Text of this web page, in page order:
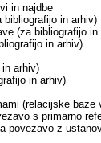
in najdbe
in arhiv)
(za bibliografijo in
in arhiv)
arhiv)
in arhiv)
(relacijske baze
s primarno
povezavo z